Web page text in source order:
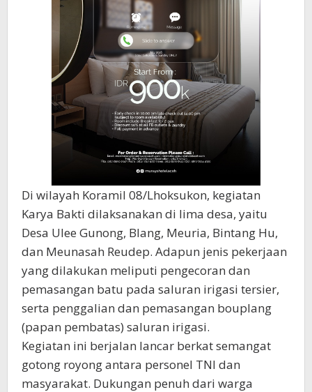
Di wilayah Koramil 08/Lhoksukon, kegiatan
Karya Bakti dilaksanakan di lima desa, yaitu
Desa Ulee Gunong, Blang, Meuria, Bintang Hu,
dan Meunasah Reudep. Adapun jenis pekerjaan
yang dilakukan meliputi pengecoran dan
pemasangan batu pada saluran irigasi tersier,
serta penggalian dan pemasangan bouplang
(papan pembatas) saluran irigasi.
Kegiatan ini berjalan lancar berkat semangat
gotong royong antara personel TNI dan
masyarakat. Dukungan penuh dari warga